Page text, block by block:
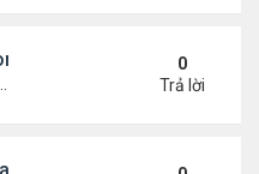
video vào diễn đàn
0
Trả lời